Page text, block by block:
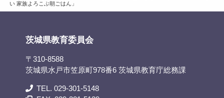
い 家族よろこぶ朝ごはん」
茨城県教育委員会
〒310-8588
茨城県水戸市笠原町978番6 茨城県教育庁総務課
TEL. 029-301-5148